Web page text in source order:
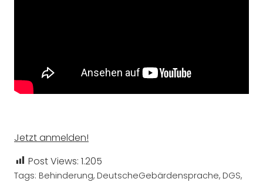
Jetzt anmelden!
Post Views: 1.205
Tags: Behinderung, DeutscheGebärdensprache, DGS,